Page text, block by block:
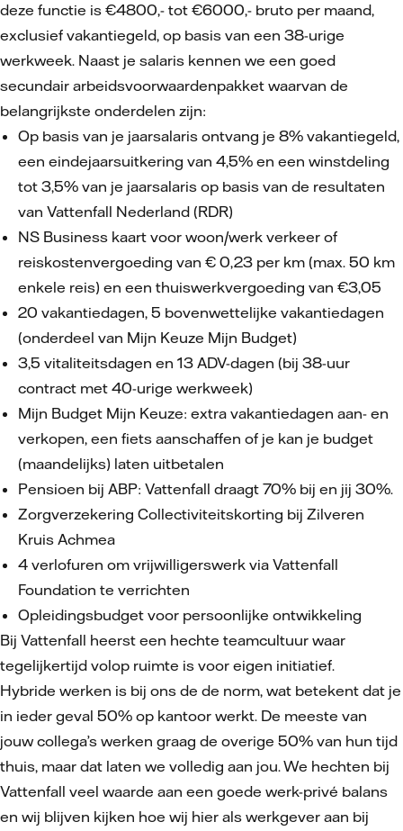
deze functie is €4800,- tot €6000,- bruto per maand,
exclusief vakantiegeld, op basis van een 38-urige
werkweek. Naast je salaris kennen we een goed
secundair arbeidsvoorwaardenpakket waarvan de
belangrijkste onderdelen zijn:
Op basis van je jaarsalaris ontvang je 8% vakantiegeld,
een eindejaarsuitkering van 4,5% en een winstdeling
tot 3,5% van je jaarsalaris op basis van de resultaten
van Vattenfall Nederland (RDR)
NS Business kaart voor woon/werk verkeer of
reiskostenvergoeding van € 0,23 per km (max. 50 km
enkele reis) en een thuiswerkvergoeding van €3,05
20 vakantiedagen, 5 bovenwettelijke vakantiedagen
(onderdeel van Mijn Keuze Mijn Budget)
3,5 vitaliteitsdagen en 13 ADV-dagen (bij 38-uur
contract met 40-urige werkweek)
Mijn Budget Mijn Keuze: extra vakantiedagen aan- en
verkopen, een fiets aanschaffen of je kan je budget
(maandelijks) laten uitbetalen
Pensioen bij ABP: Vattenfall draagt 70% bij en jij 30%.
Zorgverzekering Collectiviteitskorting bij Zilveren
Kruis Achmea
4 verlofuren om vrijwilligerswerk via Vattenfall
Foundation te verrichten
Opleidingsbudget voor persoonlijke ontwikkeling
Bij Vattenfall heerst een hechte teamcultuur waar
tegelijkertijd volop ruimte is voor eigen initiatief.
Hybride werken is bij ons de de norm, wat betekent dat je
in ieder geval 50% op kantoor werkt. De meeste van
jouw collega’s werken graag de overige 50% van hun tijd
thuis, maar dat laten we volledig aan jou. We hechten bij
Vattenfall veel waarde aan een goede werk-privé balans
en wij blijven kijken hoe wij hier als werkgever aan bij